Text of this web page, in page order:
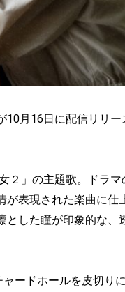
月16日に配信リリ
２」の主題歌。ドラ
表現された楽曲に
した瞳が印象的な
ードホールを皮切り